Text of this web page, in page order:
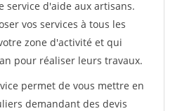
service d'aide aux artisans.
vos services à tous les
zone d'activité et qui
pour réaliser leurs travaux.
permet de vous mettre en
demandant des devis